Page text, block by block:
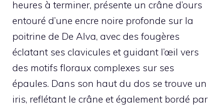
heures à terminer, présente un crâne d’ours
entouré d’une encre noire profonde sur la
poitrine de De Alva, avec des fougères
éclatant ses clavicules et guidant l’œil vers
des motifs floraux complexes sur ses
épaules. Dans son haut du dos se trouve un
iris, reflétant le crâne et également bordé par